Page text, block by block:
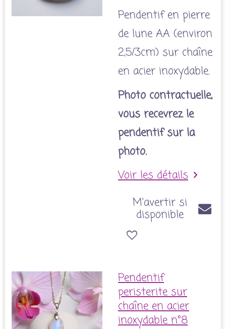
Pendentif en pierre
de lune AA (environ
2,5/3cm) sur chaîne
en acier inoxydable.
Photo contractuelle,
vous recevrez le
pendentif sur la
photo.
Voir les détails
M'avertir si
disponible
Pendentif
peristerite sur
chaîne en acier
inoxydable n°8